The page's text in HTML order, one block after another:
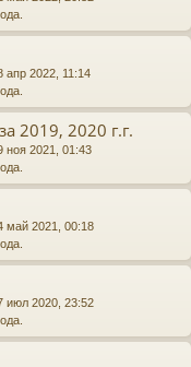
апр 2022, 11:14
2019, 2020 г.г.
ноя 2021, 01:43
май 2021, 00:18
июл 2020, 23:52